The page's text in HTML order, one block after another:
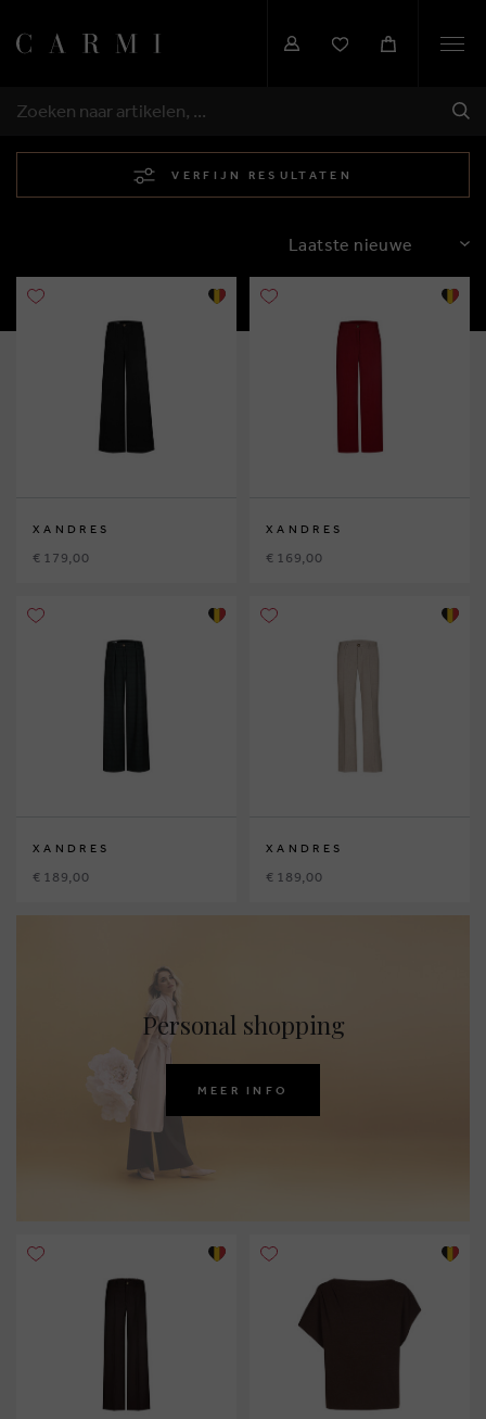
ZOEKEN
VERFIJN RESULTATEN
SORTEREN
XANDRES
€ 179,00
XANDRES
€ 169,00
XANDRES
€ 189,00
XANDRES
€ 189,00
Personal shopping
MEER INFO